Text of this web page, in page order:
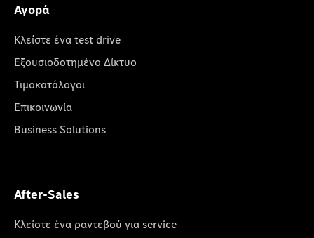
Αγορά
Κλείστε ένα test drive
Εξουσιοδοτημένο Δίκτυο
Τιμοκατάλογοι
Επικοινωνία
Business Solutions
After-Sales
Κλείστε ένα ραντεβού για service